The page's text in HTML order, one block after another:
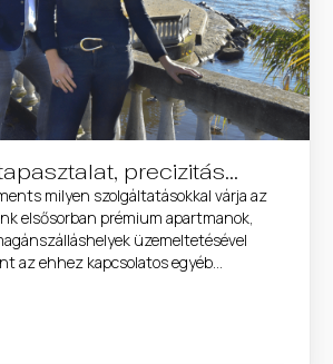
precizitás…
milyen szolgáltatásokkal várja az
elsősorban prémium apartmanok,
üzemeltetésével
az ehhez kapcsolatos egyéb
például a home staging, takarítási
a most aktuális szálláshely-minősítés. –
hogy aki hozzátok fordul, mindent
egy kézben tudjátok tartani […]...